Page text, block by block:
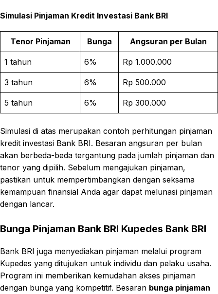
Simulasi Pinjaman Kredit Investasi Bank BRI
Tenor Pinjaman Bunga Angsuran per Bulan
1 tahun 6% Rp 1.000.000
3 tahun 6% Rp 500.000
5 tahun 6% Rp 300.000
Simulasi di atas merupakan contoh perhitungan pinjaman
kredit investasi Bank BRI. Besaran angsuran per bulan
akan berbeda-beda tergantung pada jumlah pinjaman dan
tenor yang dipilih. Sebelum mengajukan pinjaman,
pastikan untuk mempertimbangkan dengan seksama
kemampuan finansial Anda agar dapat melunasi pinjaman
dengan lancar.
Bunga Pinjaman Bank BRI Kupedes Bank BRI
Bank BRI juga menyediakan pinjaman melalui program
Kupedes yang ditujukan untuk individu dan pelaku usaha.
Program ini memberikan kemudahan akses pinjaman
dengan bunga yang kompetitif. Besaran bunga pinjaman